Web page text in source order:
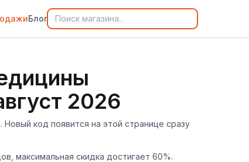
Блог
2026
код появится на этой странице сразу
максимальная скидка достигает 60%.